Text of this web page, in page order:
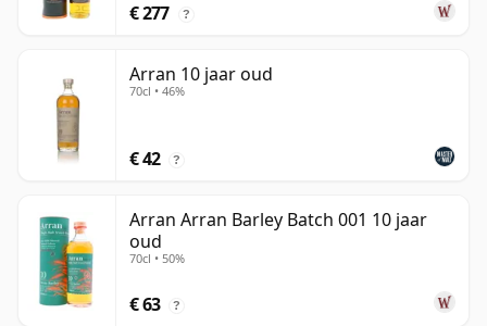
€ 277 ?
Arran 10 jaar oud
70cl • 46%
€ 42 ?
Arran Arran Barley Batch 001 10 jaar
oud
70cl • 50%
€ 63 ?